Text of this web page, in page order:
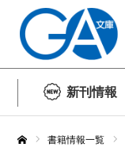
新刊情報
書籍情報一覧